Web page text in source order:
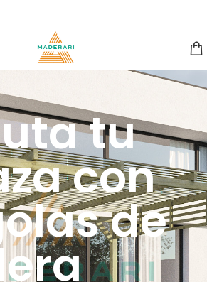
tu
con
de